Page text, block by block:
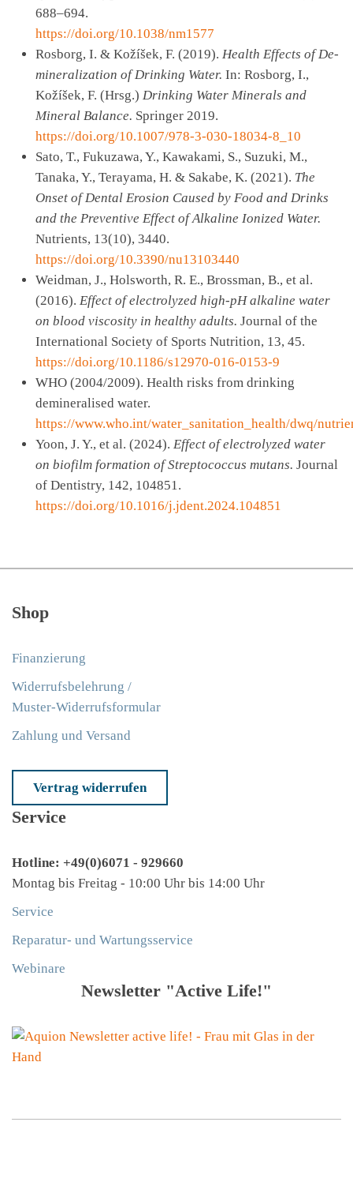
688–694.
https://doi.org/10.1038/nm1577
Rosborg, I. & Kožíšek, F. (2019). Health Effects of De-
mineralization of Drinking Water. In: Rosborg, I.,
Kožíšek, F. (Hrsg.) Drinking Water Minerals and
Mineral Balance. Springer 2019.
https://doi.org/10.1007/978-3-030-18034-8_10
Sato, T., Fukuzawa, Y., Kawakami, S., Suzuki, M.,
Tanaka, Y., Terayama, H. & Sakabe, K. (2021). The
Onset of Dental Erosion Caused by Food and Drinks
and the Preventive Effect of Alkaline Ionized Water.
Nutrients, 13(10), 3440.
https://doi.org/10.3390/nu13103440
Weidman, J., Holsworth, R. E., Brossman, B., et al.
(2016). Effect of electrolyzed high-pH alkaline water
on blood viscosity in healthy adults. Journal of the
International Society of Sports Nutrition, 13, 45.
https://doi.org/10.1186/s12970-016-0153-9
WHO (2004/2009). Health risks from drinking
demineralised water.
https://www.who.int/water_sanitation_health/dwq/
Yoon, J. Y., et al. (2024). Effect of electrolyzed water
on biofilm formation of Streptococcus mutans. Journal
of Dentistry, 142, 104851.
https://doi.org/10.1016/j.jdent.2024.104851
Shop
Finanzierung
Widerrufsbelehrung /
Muster-Widerrufsformular
Zahlung und Versand
Vertrag widerrufen
Service
Hotline: +49(0)6071 - 929660
Montag bis Freitag - 10:00 Uhr bis 14:00 Uhr
Service
Reparatur- und Wartungsservice
Webinare
Newsletter "Active Life!"